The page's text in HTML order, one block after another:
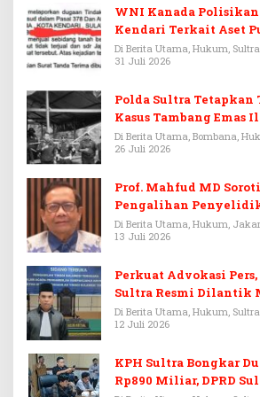
WNI Kanada
Kendari Terkait Aset
Di Berita Utama, Hukum, Sultra
31 Juli 2026
Polda Sultra Tetapkan
Kasus Tambang Emas
Di Berita Utama, Bombana,
26 Juli 2026
Prof. Mahfud MD
Pengalihan
Febrie Adriansyah
Di Berita Utama, Hukum,
13 Juli 2026
Perkuat Advokasi
Sultra Resmi Dilantik
PERADI
Di Berita Utama, Hukum, Sultra
12 Juli 2026
KPH Sultra Bongkar
Rp890 Miliar, DPRD